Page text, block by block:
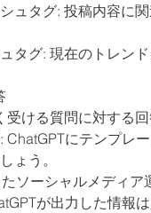
ュタグ: 投稿内容に
タグ: 現在のトレン
受ける質問に対する
ChatGPTにテンプレ
ょう。
ソーシャルメディア
が出力した情報